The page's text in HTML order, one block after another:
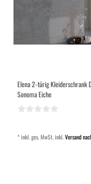
Elena 2-türig Kleiderschrank
Sonoma Eiche
*inkl. ges. MwSt.inkl.Versand